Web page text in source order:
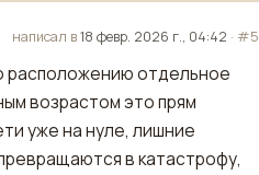
написал в18 февр. 2026 г., 04:42 · #5
расположению отдельное
возрастом это прям
уже на нуле, лишние
в катастрофу,